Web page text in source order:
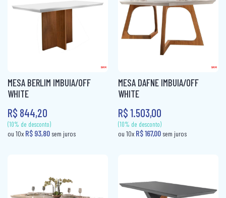
ROUPEIRO CASAL PORTA CORRER
ROUPEIRO INFANTIL
ROUPEIRO PORTA COMUM
ROUPEIRO PORTA CORRER
ROUPEIRO SOLTEIRO
ROUPEIRO SOLTEIRO PORTA COMUM
ROUPEIRO SOLTEIRO PORTA CORRER
MESA BERLIM IMBUIA/OFF
WHITE
R$ 844,20
MESA DAFNE IMBUIA/OFF
WHITE
R$ 1.503,00